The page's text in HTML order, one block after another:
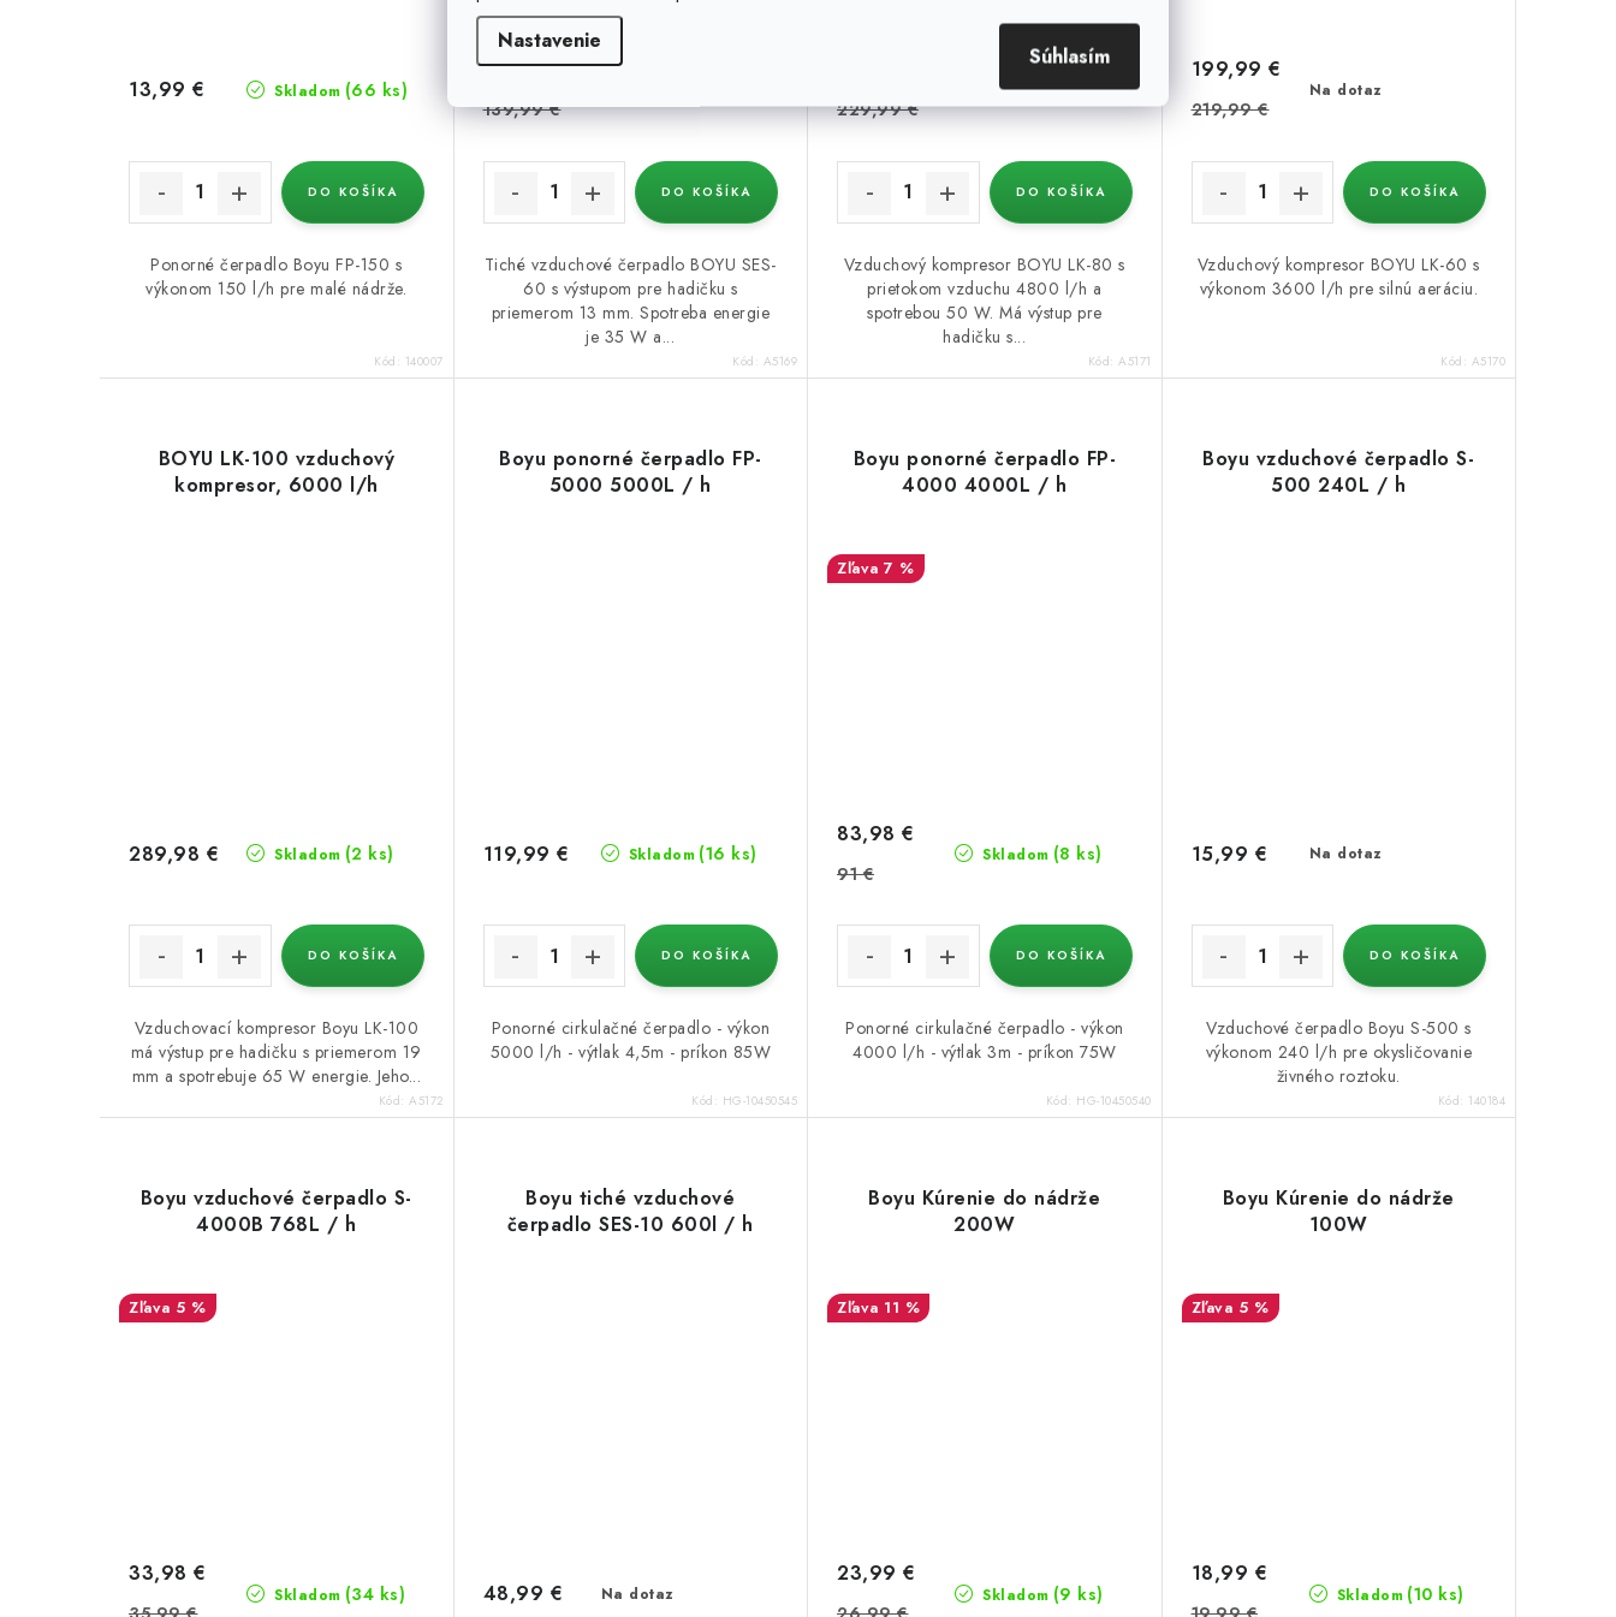
Nastavenie
Súhlasím
Skladom (66 ks)
13,99 €
DO KOŠÍKA
Ponorné čerpadlo Boyu FP-150 s
výkonom 150 l/h pre malé nádrže.
Kód: 140007
119,99 €
139,99 €
DO KOŠÍKA
Tiché vzduchové čerpadlo BOYU SES-
60 s výstupom pre hadičku s
priemerom 13 mm. Spotreba energie
je 35 W a...
Kód: A5169
Skladom(11 ks)
229,99 €
DO KOŠÍKA
Vzduchový kompresor BOYU LK-80 s
prietokom vzduchu 4800 l/h a
spotrebou 50 W. Má výstup pre
hadičku s...
Kód: A5171
Na dotaz
199,99 €
219,99 €
DO KOŠÍKA
Vzduchový kompresor BOYU LK-60 s
výkonom 3600 l/h pre silnú aeráciu.
Kód: A5170
BOYU LK-100 vzduchový
kompresor, 6000 l/h
Skladom (2 ks)
289,98 €
DO KOŠÍKA
Vzduchovací kompresor Boyu LK-100
má výstup pre hadičku s priemerom 19
mm a spotrebuje 65 W energie. Jeho...
Kód: A5172
Boyu ponorné čerpadlo FP-
5000 5000L / h
Skladom (16 ks)
119,99 €
DO KOŠÍKA
Ponorné cirkulačné čerpadlo - výkon
5000 l/h - výtlak 4,5m - príkon 85W
Kód: HG-10450545
Boyu ponorné čerpadlo FP-
4000 4000L / h
7 %
Skladom (8 ks)
83,98 €
91 €
DO KOŠÍKA
Ponorné cirkulačné čerpadlo - výkon
4000 l/h - výtlak 3m - príkon 75W
Kód: HG-10450540
Boyu vzduchové čerpadlo S-
500 240L / h
Na dotaz
15,99 €
DO KOŠÍKA
Vzduchové čerpadlo Boyu S-500 s
výkonom 240 l/h pre okysličovanie
živného roztoku.
Kód: 140184
Boyu vzduchové čerpadlo S-
4000B 768L / h
5 %
Skladom (34 ks)
33,98 €
Boyu tiché vzduchové
čerpadlo SES-10 600l / h
Na dotaz
48,99 €
Boyu Kúrenie do nádrže
200W
11 %
Skladom (9 ks)
23,99 €
Boyu Kúrenie do nádrže
100W
5 %
Skladom (10 ks)
18,99 €